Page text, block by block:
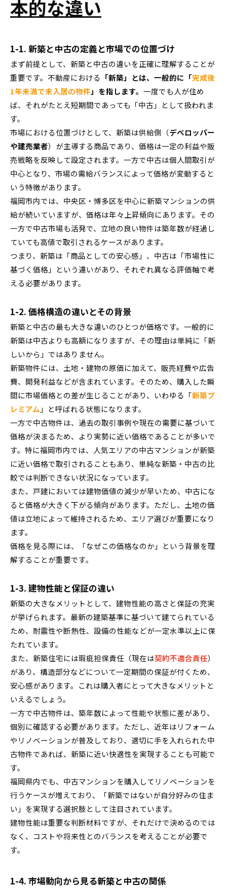
本的な違い
1-1. 新築と中古の定義と市場での位置づけ
まず前提として、新築と中古の違いを正確に理解することが
重要です。不動産における 「新築」とは、一般的に「完成後
1年未満で未入居の物件」を指します。 一度でも人が住め
ば、それがたとえ短期間であっても「中古」として扱われま
す。
市場における位置づけとして、新築は供給側（デベロッパー
や建売業者）が主導する商品であり、価格は一定の利益や販
売戦略を反映して設定されます。一方で中古は個人間取引が
中心となり、市場の需給バランスによって価格が変動すると
いう特徴があります。
福岡市内では、中央区・博多区を中心に新築マンションの供
給が続いていますが、価格は年々上昇傾向にあります。その
一方で中古市場も活発で、立地の良い物件は築年数が経過し
ていても高値で取引されるケースがあります。
つまり、新築は「商品としての安心感」、中古は「市場性に
基づく価格」という違いがあり、それぞれ異なる評価軸で考
える必要があります。
1-2. 価格構造の違いとその背景
新築と中古の最も大きな違いのひとつが価格です。一般的に
新築は中古よりも高額になりますが、その理由は単純に「新
しいから」ではありません。
新築物件には、土地・建物の原価に加えて、販売経費や広告
費、開発利益などが含まれています。そのため、購入した瞬
間に市場価格との差が生じることがあり、いわゆる「新築プ
レミアム 」と呼ばれる状態になります。
一方で中古物件は、過去の取引事例や現在の需要に基づいて
価格が決まるため、より実勢に近い価格であることが多いで
す。特に福岡市内では、人気エリアの中古マンションが新築
に近い価格で取引されることもあり、単純な新築・中古の比
較では判断できない状況になっています。
また、戸建においては建物価値の減少が早いため、中古にな
ると価格が大きく下がる傾向があります。ただし、土地の価
値は立地によって維持されるため、エリア選びが重要になり
ます。
価格を見る際には、「なぜこの価格なのか」という背景を理
解することが重要です。
1-3. 建物性能と保証の違い
新築の大きなメリットとして、建物性能の高さと保証の充実
が挙げられます。最新の建築基準に基づいて建てられている
ため、耐震性や断熱性、設備の性能などが一定水準以上に保
たれています。
また、新築住宅には瑕疵担保責任（現在は契約不適合責任）
があり、構造部分などについて一定期間の保証が付くため、
安心感があります。これは購入者にとって大きなメリットと
いえるでしょう。
一方で中古物件は、築年数によって性能や状態に差があり、
個別に確認する必要があります。ただし、近年はリフォーム
やリノベーションが普及しており、適切に手を入れられた中
古物件であれば、新築に近い快適性を実現することも可能で
す。
福岡県内でも、中古マンションを購入してリノベーションを
行うケースが増えており、「新築ではないが自分好みの住ま
い」を実現する選択肢として注目されています。
建物性能は重要な判断材料ですが、それだけで決めるのでは
なく、コストや将来性とのバランスを考えることが必要で
す。
1-4. 市場動向から見る新築と中古の関係